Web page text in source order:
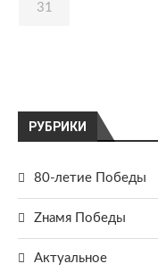
РУБРИКИ
80-летие Победы
Zнамя Победы
Актуальное
31